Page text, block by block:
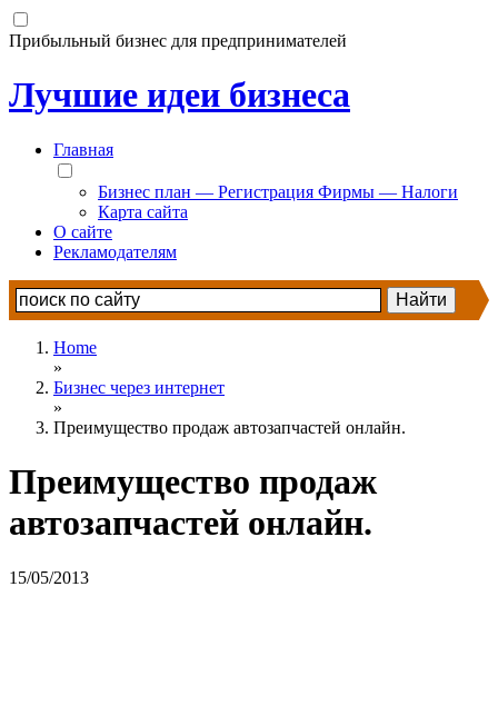
Прибыльный бизнес для предпринимателей
Лучшие идеи бизнеса
Главная
Бизнес план — Регистрация Фирмы — Налоги
Карта сайта
О сайте
Рекламодателям
Home
»
Бизнес через интернет
»
Преимущество продаж автозапчастей онлайн.
Преимущество продаж
автозапчастей онлайн.
15/05/2013